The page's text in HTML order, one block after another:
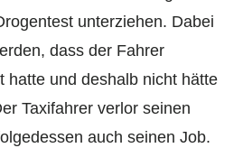
unterziehen. Dabei
dass der Fahrer
hatte und deshalb nicht hätte
Taxifahrer verlor seinen
auch seinen Job.